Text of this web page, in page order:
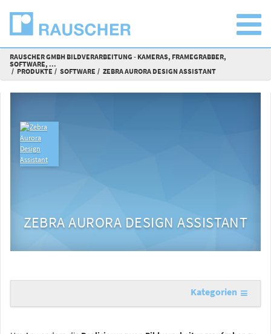
RAUSCHER GMBH BILDVERARBEITUNG - KAMERAS, FRAMEGRABBER,
SOFTWARE, ...
PRODUKTE
SOFTWARE ZEBRA AURORA DESIGN ASSISTANT
ZEBRA AURORA DESIGN ASSISTANT
Kategorien